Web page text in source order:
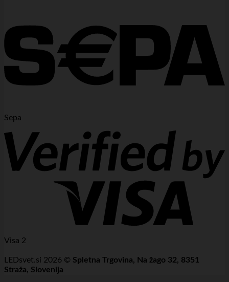
Sepa
Visa 2
LEDsvet.si 2026 © Spletna Trgovina, Na žago 32, 8351
Straža, Slovenija